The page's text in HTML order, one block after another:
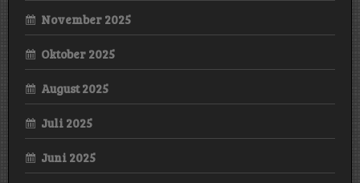
November 2025
Oktober 2025
August 2025
Juli 2025
Juni 2025